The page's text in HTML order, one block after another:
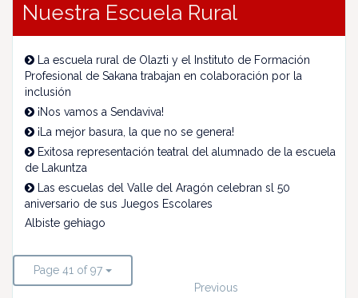
Nuestra Escuela Rural
La escuela rural de Olazti y el Instituto de Formación
Profesional de Sakana trabajan en colaboración por la
inclusión
¡Nos vamos a Sendaviva!
¡La mejor basura, la que no se genera!
Exitosa representación teatral del alumnado de la escuela
de Lakuntza
Las escuelas del Valle del Aragón celebran sl 50
aniversario de sus Juegos Escolares
Albiste gehiago
Page 41 of 97
Previous